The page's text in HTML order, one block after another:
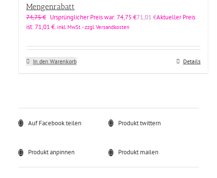
Mengenrabatt
74,75€ Ursprünglicher Preis war: 74,75 €71,01 €Aktueller Preis
ist: 71,01 €. inkl. MwSt. - zzgl. Versandkosten
In den Warenkorb Details
Auf Facebook teilen Produkt twittern
Produkt anpinnen Produkt mailen